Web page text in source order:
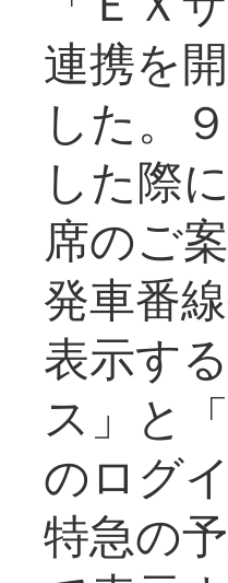
連携を
した。
した際
席のご
発車番
表示す
ス」と
のログ
特急の